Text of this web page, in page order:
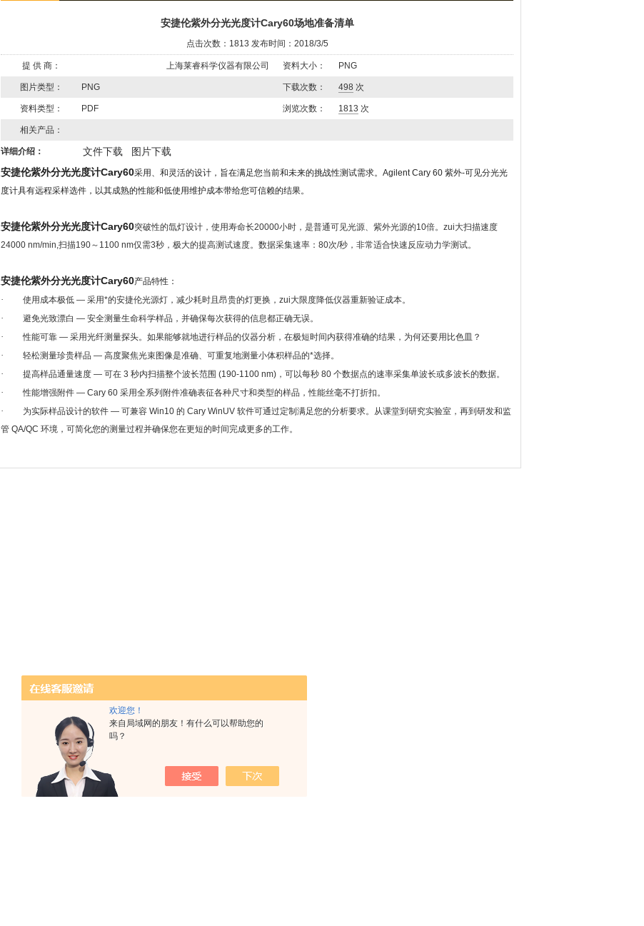
欢迎您！
来自局域网的朋友！有什么可以帮助您的
吗？
安捷伦紫外分光光度计Cary60场地准备清单
点击次数：1813 发布时间：2018/3/5
提 供 商： 上海莱睿科学仪器有限公司 资料大小： PNG
图片类型： PNG 下载次数： 498 次
资料类型： PDF 浏览次数： 1813 次
相关产品：
详细介绍： 文件下载
图片下载
安捷伦紫外分光光度计Cary60采用、和灵活的设计，旨在满足您当前和未来的挑战性测试需求。Agilent Cary 60 紫外-可见分光光
度计具有远程采样选件，以其成熟的性能和低使用维护成本带给您可信赖的结果。
安捷伦紫外分光光度计Cary60突破性的氙灯设计，使用寿命长20000小时，是普通可见光源、紫外光源的10倍。zui大扫描速度
24000 nm/min,扫描190～1100 nm仅需3秒，极大的提高测试速度。数据采集速率：80次/秒，非常适合快速反应动力学测试。
安捷伦紫外分光光度计Cary60产品特性：
· 使用成本极低 — 采用*的安捷伦光源灯，减少耗时且昂贵的灯更换，zui大限度降低仪器重新验证成本。
· 避免光致漂白 — 安全测量生命科学样品，并确保每次获得的信息都正确无误。
·性能可靠 — 采用光纤测量探头。如果能够就地进行样品的仪器分析，在极短时间内获得准确的结果，为何还要用比色皿？
· 轻松测量珍贵样品 — 高度聚焦光束图像是准确、可重复地测量小体积样品的*选择。
· 提高样品通量速度 — 可在 3 秒内扫描整个波长范围 (190-1100 nm)，可以每秒 80 个数据点的速率采集单波长或多波长的数据。
·性能增强附件 — Cary 60 采用全系列附件准确表征各种尺寸和类型的样品，性能丝毫不打折扣。
· 为实际样品设计的软件 — 可兼容 Win10 的 Cary WinUV 软件可通过定制满足您的分析要求。从课堂到研究实验室，再到研发和监
管 QA/QC 环境，可简化您的测量过程并确保您在更短的时间完成更多的工作。